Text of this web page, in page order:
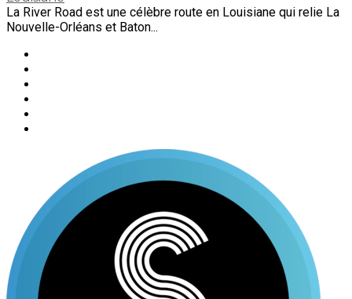
La River Road est une célèbre route en Louisiane qui relie La
Nouvelle-Orléans et Baton...